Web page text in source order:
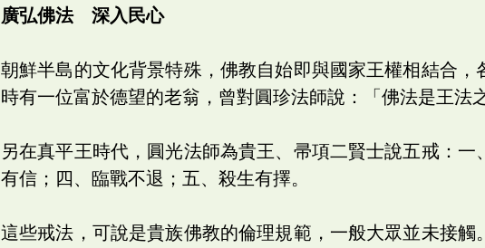
廣弘佛法 深入民心
朝鮮半島的文化背景特殊，佛教自始即與國家王權相結合
時有一位富於德望的老翁，曾對圓珍法師說：「佛法是王法
另在真平王時代，圓光法師為貴王、帚項二賢士說五戒：
有信；四、臨戰不退；五、殺生有擇。
這些戒法，可說是貴族佛教的倫理規範，一般大眾並未接